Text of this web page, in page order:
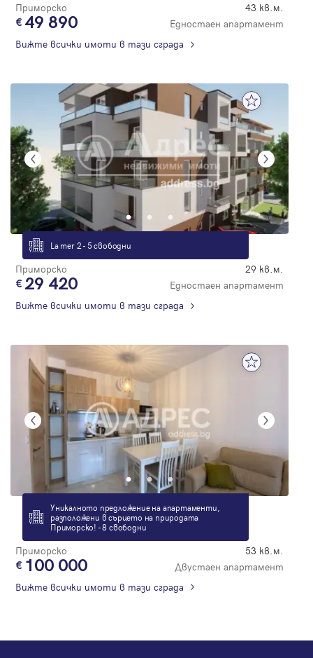
Приморско 43 кв.м.
49 890
Едностаен апартамент
Вижте всички имоти в тази сграда
La mer 2 - 5 свободни
Приморско 29 кв.м.
29 420
Едностаен апартамент
Вижте всички имоти в тази сграда
Уникалното предложение на апартаменти,
разположени в сърцето на природата
Приморско! - 8 свободни
Приморско 53 кв.м.
100 000
Двустаен апартамент
Вижте всички имоти в тази сграда